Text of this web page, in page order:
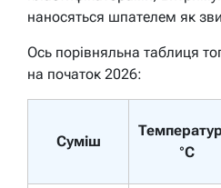
наносяться шпателем як
Ось порівняльна таблиця
на початок 2026:
Суміш
°C